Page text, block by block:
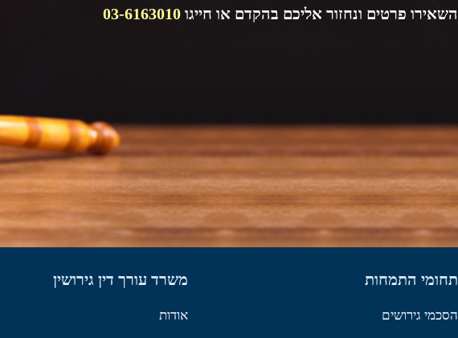
השאירו פרטים ונחזור אליכם בהקדם או חייגו 03-6163010
תחומי התמחות
הסכמי גירושים
משרד עורך דין גירושין
אודות